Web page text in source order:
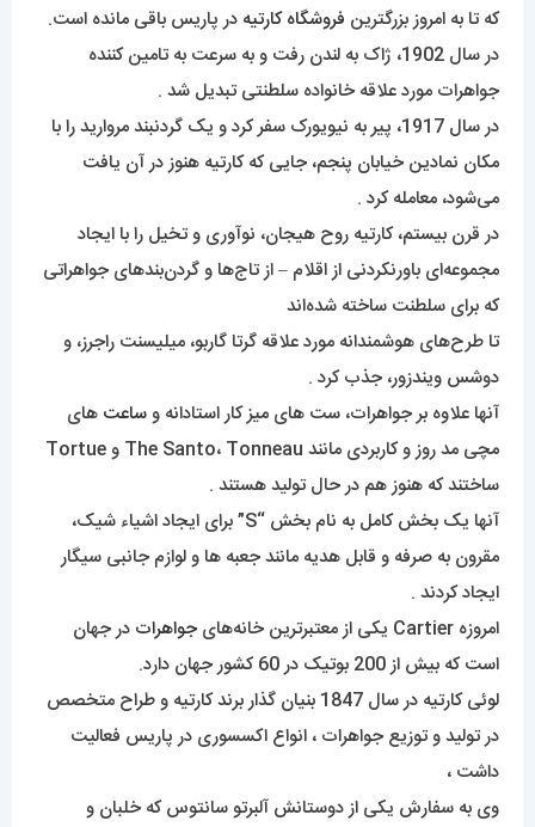
که تا به امروز بزرگترین فروشگاه کارتیه در پاریس باقی مانده است.
در سال 1902، ژاک به لندن رفت و به سرعت به تامین کننده
جواهرات مورد علاقه خانواده سلطنتی تبدیل شد .
در سال 1917، پیر به نیویورک سفر کرد و یک گردنبند مروارید را با
مکان نمادین خیابان پنجم، جایی که کارتیه هنوز در آن یافت
می‌شود، معامله کرد .
در قرن بیستم، کارتیه روح هیجان، نوآوری و تخیل را با ایجاد
مجموعه‌ای باورنکردنی از اقلام – از تاج‌ها و گردن‌بندهای جواهراتی
که برای سلطنت ساخته شده‌اند
تا طرح‌های هوشمندانه مورد علاقه گرتا گاربو، میلیسنت راجرز، و
دوشس ویندزور، جذب کرد .
آنها علاوه بر جواهرات، ست های میز کار استادانه و ساعت های
مچی مد روز و کاربردی مانند The Santo، Tonneau و Tortue
ساختند که هنوز هم در حال تولید هستند .
آنها یک بخش کامل به نام بخش “S” برای ایجاد اشیاء شیک،
مقرون به صرفه و قابل هدیه مانند جعبه ها و لوازم جانبی سیگار
ایجاد کردند .
امروزه Cartier یکی از معتبرترین خانه‌های
جواهرات در جهان
است که بیش از 200 بوتیک در 60 کشور جهان دارد.
لوئی کارتیه در سال 1847 بنیان گذار برند کارتیه و طراح متخصص
در تولید و توزیع جواهرات ، انواع اکسسوری در پاریس فعالیت
داشت ،
وی به سفارش یکی از دوستانش آلبرتو سانتوس که خلبان و